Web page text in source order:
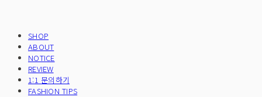
SHOP
ABOUT
NOTICE
REVIEW
1:1 문의하기
FASHION TIPS